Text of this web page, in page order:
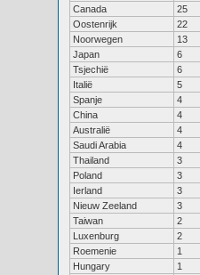
Canada
25
Oostenrijk
22
Noorwegen
13
Japan
6
Tsjechië
6
Italië
5
Spanje
4
China
4
Australië
4
Saudi Arabia
4
Thailand
3
Poland
3
Ierland
3
Nieuw Zeeland
3
Taiwan
2
Luxenburg
2
Roemenie
1
Hungary
1